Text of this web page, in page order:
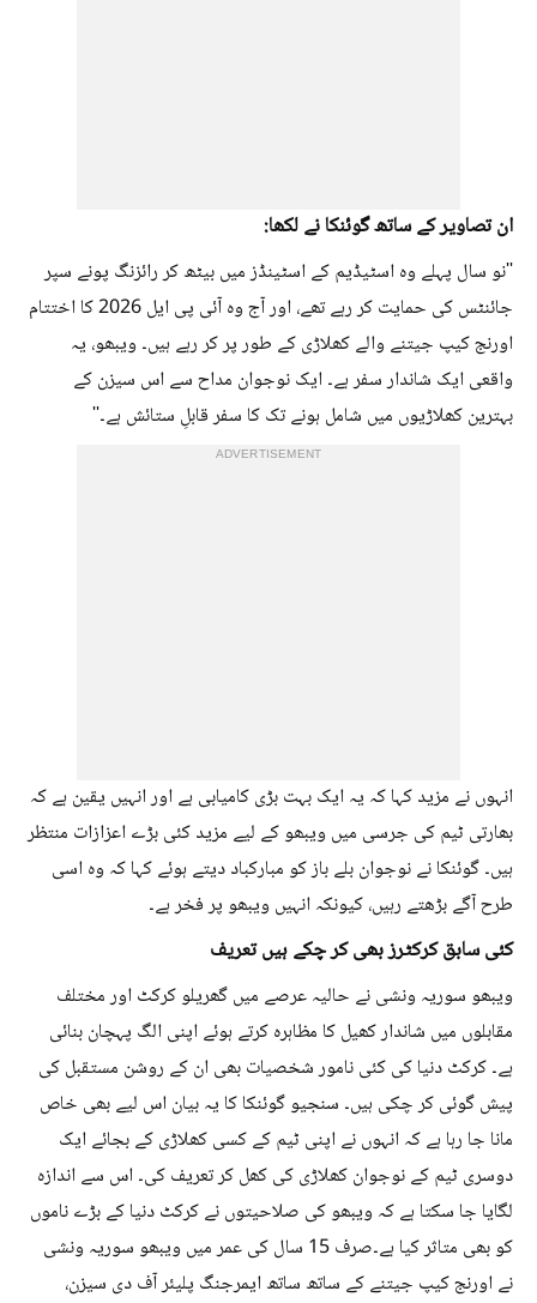
ان تصاویر کے ساتھ گوئنکا نے لکھا:
''نو سال پہلے وہ اسٹیڈیم کے اسٹینڈز میں بیٹھ کر رائزنگ پونے سپر
جائنٹس کی حمایت کر رہے تھے، اور آج وہ آئی پی ایل 2026 کا اختتام
اورنج کیپ جیتنے والے کھلاڑی کے طور پر کر رہے ہیں۔ ویبھو، یہ
واقعی ایک شاندار سفر ہے۔ ایک نوجوان مداح سے اس سیزن کے
بہترین کھلاڑیوں میں شامل ہونے تک کا سفر قابلِ ستائش ہے۔''
ADVERTISEMENT
انہوں نے مزید کہا کہ یہ ایک بہت بڑی کامیابی ہے اور انہیں یقین ہے کہ
بھارتی ٹیم کی جرسی میں ویبھو کے لیے مزید کئی بڑے اعزازات منتظر
ہیں۔ گوئنکا نے نوجوان بلے باز کو مبارکباد دیتے ہوئے کہا کہ وہ اسی
طرح آگے بڑھتے رہیں، کیونکہ انہیں ویبھو پر فخر ہے۔
کئی سابق کرکٹرز بھی کر چکے ہیں تعریف
ویبھو سوریہ ونشی نے حالیہ عرصے میں گھریلو کرکٹ اور مختلف
مقابلوں میں شاندار کھیل کا مظاہرہ کرتے ہوئے اپنی الگ پہچان بنائی
ہے۔ کرکٹ دنیا کی کئی نامور شخصیات بھی ان کے روشن مستقبل کی
پیش گوئی کر چکی ہیں۔ سنجیو گوئنکا کا یہ بیان اس لیے بھی خاص
مانا جا رہا ہے کہ انہوں نے اپنی ٹیم کے کسی کھلاڑی کے بجائے ایک
دوسری ٹیم کے نوجوان کھلاڑی کی کھل کر تعریف کی۔ اس سے اندازہ
لگایا جا سکتا ہے کہ ویبھو کی صلاحیتوں نے کرکٹ دنیا کے بڑے ناموں
کو بھی متاثر کیا ہے۔صرف 15 سال کی عمر میں ویبھو سوریہ ونشی
نے اورنج کیپ جیتنے کے ساتھ ساتھ ایمرجنگ پلیئر آف دی سیزن،